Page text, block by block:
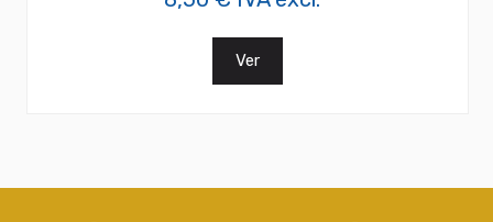
Ver